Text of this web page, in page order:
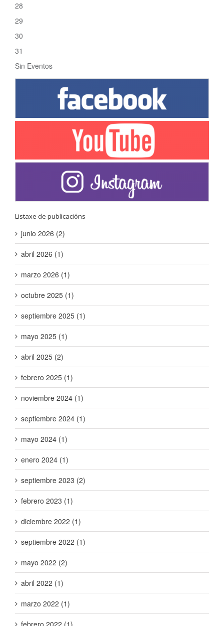
28
29
30
31
Sin Eventos
Listaxe de publicacións
junio 2026 (2)
abril 2026 (1)
marzo 2026 (1)
octubre 2025 (1)
septiembre 2025 (1)
mayo 2025 (1)
abril 2025 (2)
febrero 2025 (1)
noviembre 2024 (1)
septiembre 2024 (1)
mayo 2024 (1)
enero 2024 (1)
septiembre 2023 (2)
febrero 2023 (1)
diciembre 2022 (1)
septiembre 2022 (1)
mayo 2022 (2)
abril 2022 (1)
marzo 2022 (1)